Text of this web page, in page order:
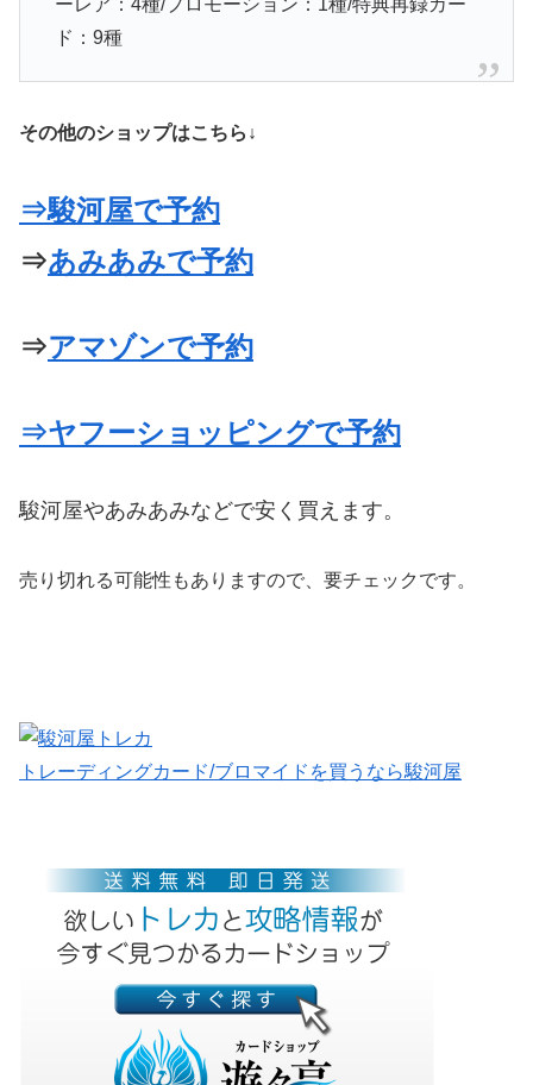
ーレア：4種/プロモーション：1種/特典再録カー
ド：9種
その他のショップはこちら↓
⇒駿河屋で予約
⇒あみあみで予約
⇒アマゾンで予約
⇒ヤフーショッピングで予約
駿河屋やあみあみなどで安く買えます。
売り切れる可能性もありますので、要チェックです。
トレーディングカード/ブロマイドを買うなら駿河屋